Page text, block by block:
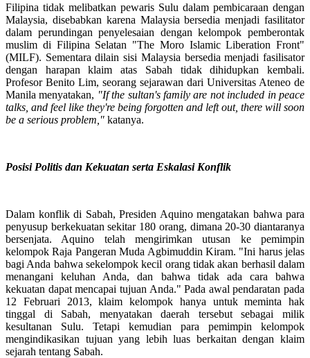
Filipina tidak melibatkan pewaris Sulu dalam pembicaraan dengan
Malaysia, disebabkan karena Malaysia bersedia menjadi fasilitator
dalam perundingan penyelesaian dengan kelompok pemberontak
muslim di Filipina Selatan "The Moro Islamic Liberation Front"
(MILF). Sementara dilain sisi Malaysia bersedia menjadi fasilisator
dengan harapan klaim atas Sabah tidak dihidupkan kembali.
Profesor Benito Lim, seorang sejarawan dari Universitas Ateneo de
Manila menyatakan, "If the sultan's family are not included in peace
talks, and feel like they're being forgotten and left out, there will soon
be a serious problem," katanya.
Posisi Politis dan Kekuatan serta Eskalasi Konflik
Dalam konflik di Sabah, Presiden Aquino mengatakan bahwa para
penyusup berkekuatan sekitar 180 orang, dimana 20-30 diantaranya
bersenjata. Aquino telah mengirimkan utusan ke pemimpin
kelompok Raja Pangeran Muda Agbimuddin Kiram. "Ini harus jelas
bagi Anda bahwa sekelompok kecil orang tidak akan berhasil dalam
menangani keluhan Anda, dan bahwa tidak ada cara bahwa
kekuatan dapat mencapai tujuan Anda." Pada awal pendaratan pada
12 Februari 2013, klaim kelompok hanya untuk meminta hak
tinggal di Sabah, menyatakan daerah tersebut sebagai milik
kesultanan Sulu. Tetapi kemudian para pemimpin kelompok
mengindikasikan tujuan yang lebih luas berkaitan dengan klaim
sejarah tentang Sabah.